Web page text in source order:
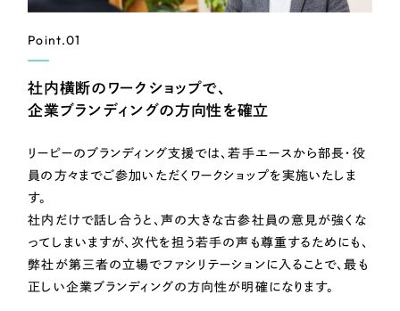
Point.01
社内横断のワークショップで、
企業ブランディングの方向性を確立
リーピーのブランディング支援では、若手エースから部長・役
員の方々までご参加いただくワークショップを実施いたしま
す。
社内だけで話し合うと、声の大きな古参社員の意見が強くな
ってしまいますが、次代を担う若手の声も尊重するためにも、
弊社が第三者の立場でファシリテーションに入ることで、最も
正しい企業ブランディングの方向性が明確になります。